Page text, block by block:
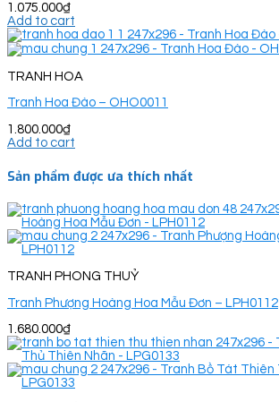
1.075.000₫
Add to cart
TRANH HOA
Tranh Hoa Đào – OHO0011
1.800.000₫
Add to cart
Sản phẩm được ưa thích nhất
TRANH PHONG THUỶ
Tranh Phượng Hoàng Hoa Mẫu Đơn – LPH0112
1.680.000₫